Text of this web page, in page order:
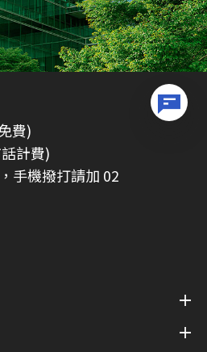
費)
計費)
手機撥打請加 02